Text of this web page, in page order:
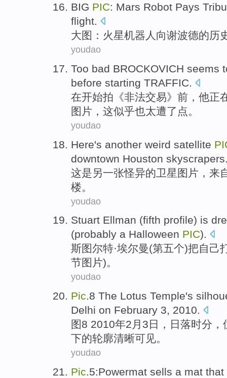
BIG PIC: Mars Robot Pays
flight.
大图 ： 火星机器人 向谢波德的历
youdao
Too bad BROCKOVICH seems
before starting TRAFFIC.
在开始拍《非法交易》 前 ， 他正
图片 ， 这似乎也太遭了点。
youdao
Here's another weird satellite
downtown Houston skyscrapers
这是另一张怪异的卫星图片 ， 来
楼 。
youdao
Stuart Ellman (fifth profile) is
(probably a Halloween PIC).
斯图尔特·埃尔曼(第五个)把自己
节图片)。
youdao
Pic.8 The Lotus Temple's
Delhi on February 3, 2010.
图8 2010年2月 3 日 ， 日落时分，
下的轮廓清晰可见。
youdao
Pic.5:Powermat sells a mat that